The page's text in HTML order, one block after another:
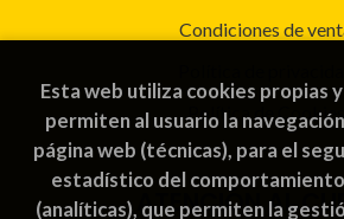
Condiciones de
Política de Cookies
ATENCIÓN AL
Esta web utiliza cookies propias
permiten al usuario la
página web (técnicas), para el
estadístico del comportamiento
(analíticas), que permiten la